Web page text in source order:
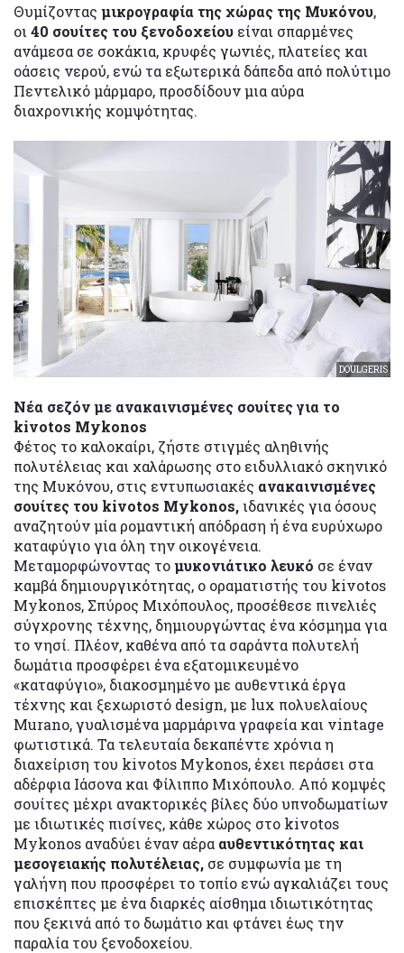
Θυμίζοντας μικρογραφία της χώρας της Μυκόνου,
οι40 σουίτες του ξενοδοχείου είναι σπαρμένες
ανάμεσα σε σοκάκια, κρυφές γωνιές, πλατείες και
οάσεις νερού, ενώ τα εξωτερικά δάπεδα από πολύτιμο
Πεντελικό μάρμαρο, προσδίδουν μια αύρα
διαχρονικής κομψότητας.
DOULGERIS
Νέα σεζόν με ανακαινισμένες σουίτες για το
kivotos Mykonos
Φέτος το καλοκαίρι, ζήστε στιγμές αληθινής
πολυτέλειας και χαλάρωσης στο ειδυλλιακό σκηνικό
της Μυκόνου, στις εντυπωσιακές ανακαινισμένες
σουίτες του kivotos Mykonos,ιδανικές για όσους
αναζητούν μία ρομαντική απόδραση ή ένα ευρύχωρο
καταφύγιο για όλη την οικογένεια.
Μεταμορφώνοντας τομυκονιάτικο λευκό σε έναν
καμβά δημιουργικότητας, ο οραματιστής του kivotos
Mykonos, Σπύρος Μιχόπουλος, προσέθεσε πινελιές
σύγχρονης τέχνης, δημιουργώντας ένα κόσμημα για
το νησί. Πλέον, καθένα από τα σαράντα πολυτελή
δωμάτια προσφέρει ένα εξατομικευμένο
«καταφύγιο», διακοσμημένο με αυθεντικά έργα
τέχνης και ξεχωριστό design, με lux πολυελαίους
Murano, γυαλισμένα μαρμάρινα γραφεία και vintage
φωτιστικά. Τα τελευταία δεκαπέντε χρόνια η
διαχείριση του kivotos Mykonos, έχει περάσει στα
αδέρφια Ιάσονα και Φίλιππο Μιχόπουλο. Από κομψές
σουίτες μέχρι ανακτορικές βίλες δύο υπνοδωματίων
με ιδιωτικές πισίνες, κάθε χώρος στο kivotos
Mykonos αναδύει έναν αέρα αυθεντικότητας και
μεσογειακής πολυτέλειας, σε συμφωνία με τη
γαλήνη που προσφέρει το τοπίο ενώ αγκαλιάζει τους
επισκέπτες με ένα διαρκές αίσθημα ιδιωτικότητας
που ξεκινά από το δωμάτιο και φτάνει έως την
παραλία του ξενοδοχείου.